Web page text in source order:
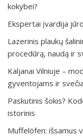
kokybei?
Ekspertai įvardija
Lazerinis plaukų
procedūrą, naudą ir
Kaljanai Vilniuje –
gyventojams ir
Paskutinis šokis?
istorinis
Muffelöfen: išsamus